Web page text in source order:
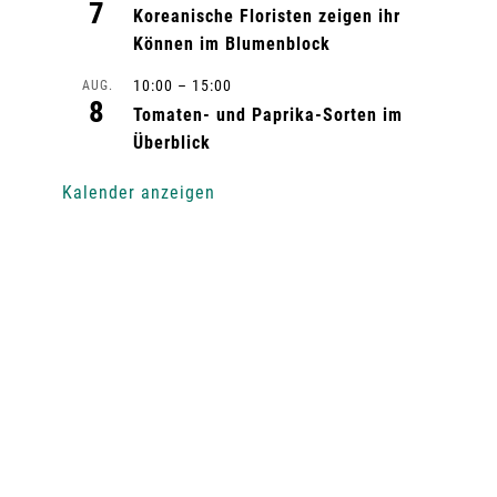
7
Koreanische Floristen zeigen ihr
Können im Blumenblock
AUG.
8
10:00 – 15:00
Tomaten- und Paprika-Sorten im
Überblick
Kalender anzeigen